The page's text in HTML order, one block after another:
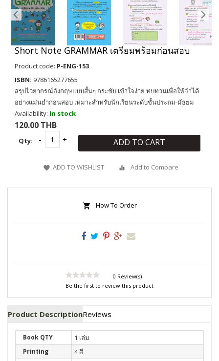
Short Note GRAMMAR เตรียมพร้อมก่อนสอบ
Product code: P-ENG-153
ISBN: 9786165277655
สรุปไวยากรณ์อังกฤษแบบสั้นๆ กระชับ เข้าใจง่าย ทบทวนเพื่อให้จำได้
อย่างแม่นยำก่อนสอบ เหมาะสำหรับนักเรียนระดับชั้นประถม-มัธยม
Availability: In stock
120.00 THB
Qty: ADD TO CART
ADD TO WISHLIST Add to Compare
How To Order
0 Review(s)
Be the first to review this product
Product DescriptionReviews
Book QTY 1 เล่ม
Printing 4 สี